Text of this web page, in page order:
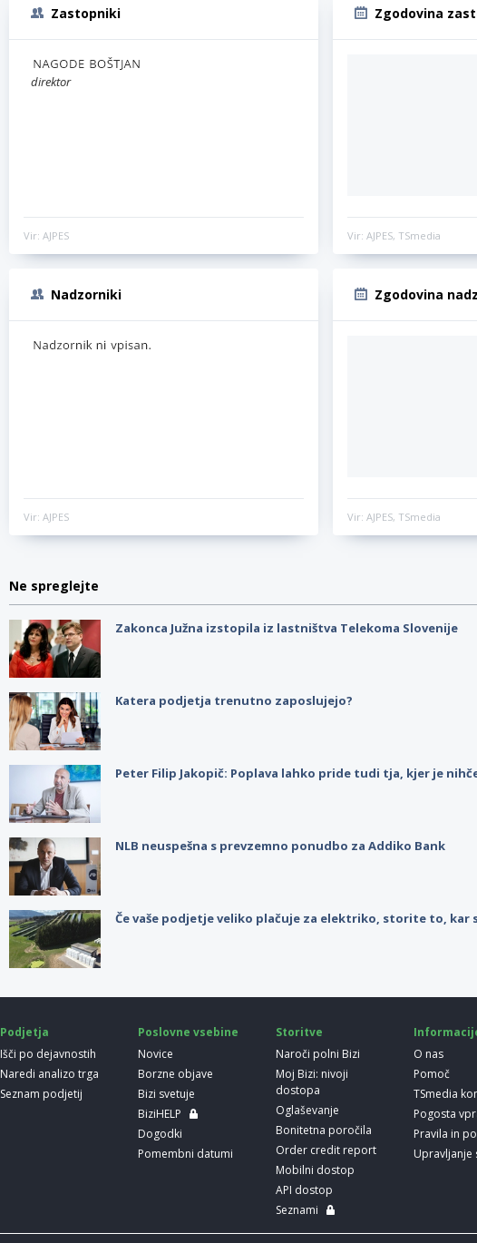
Zastopniki
direktor
Vir: AJPES
Zgodovina
Vir: AJPES, TSmedia
Nadzorniki
Vir: AJPES
Zgodovina
Vir: AJPES, TSmedia
Ne spreglejte
Zakonca Južna izstopila iz lastništva Telekoma Slovenije
Katera podjetja trenutno zaposlujejo?
Peter Filip Jakopič: Poplava lahko pride tudi tja, kjer je
NLB neuspešna s prevzemno ponudbo za Addiko Bank
Če vaše podjetje veliko plačuje za elektriko, storite to, kar
Podjetja
Išči po dejavnostih
Naredi analizo trga
Seznam podjetij
Poslovne vsebine
Novice
Borzne objave
Bizi svetuje
BiziHELP
Dogodki
Pomembni datumi
Storitve
Naroči polni Bizi
Moj Bizi: nivoji
dostopa
Oglaševanje
Bonitetna poročila
Order credit report
Mobilni dostop
API dostop
Seznami
O nas
Pomoč
TSmedia
Pogosta
Pravila in
Upravljanje